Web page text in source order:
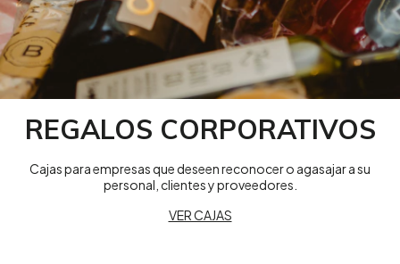
REGALOS CORPORATIVOS
Cajas para empresas que deseen reconocer o agasajar a su
personal, clientes y proveedores.
VER CAJAS